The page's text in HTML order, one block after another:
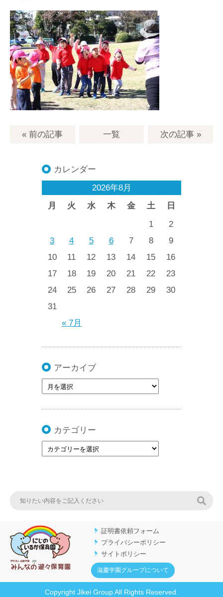
« 前の記事 一覧 次の記事»
カレンダー
2026年8月
月
火 水 木 金 土 日
« 7月
1
2
3
4 5 6 7 8
9
10
11 12 13 14 15
16
17
18 19 20 21 22
23
24
25 26 27 28 29
30
31
アーカイブ
カテゴリー
証明書依頼フォーム
プライバシーポリシー
サイトポリシー
滋慶学園グループについて
Copyright Jikei Group All Rights Reserved.